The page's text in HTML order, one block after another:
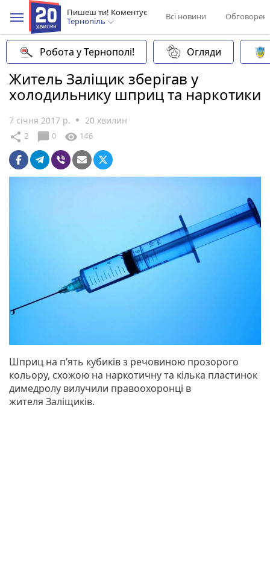
Пишеш ти! Коментує
Тернопіль
Всі новини
Робота у Тернополі! Огляди
Житель Заліщик зберігав у
холодильнику шприц та наркотики
7 січня 2017 р. 20 хвилин
share 2 chat_bubble 0 visibility 146
Шприц на п’ять кубиків з речовиною прозорого
кольору, схожою на наркотичну та кілька пластинок
димедролу вилучили правоохоронці в
жителя Заліщиків.